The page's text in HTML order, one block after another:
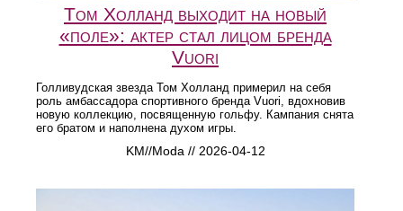
Том Холланд выходит на новый
«поле»: актер стал лицом бренда
Vuori
Голливудская звезда Том Холланд примерил на себя
роль амбассадора спортивного бренда Vuori, вдохновив
новую коллекцию, посвященную гольфу. Кампания снята
его братом и наполнена духом игры.
KM//Moda // 2026-04-12